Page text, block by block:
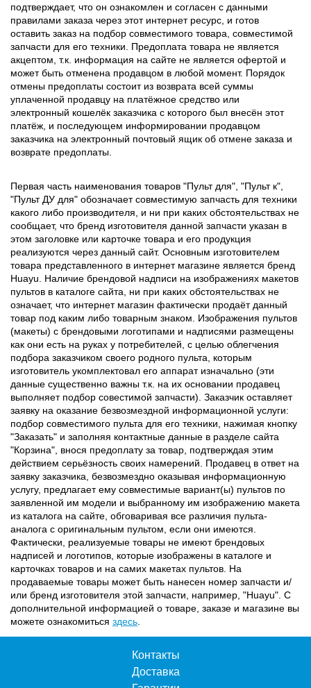
подтверждает, что он ознакомлен и согласен с данными
правилами заказа через этот интернет ресурс, и готов
оставить заказ на подбор совместимого товара, совместимой
запчасти для его техники. Предоплата товара не является
акцептом, т.к. информация на сайте не является офертой и
может быть отменена продавцом в любой момент. Порядок
отмены предоплаты состоит из возврата всей суммы
уплаченной продавцу на платёжное средство или
электронный кошелёк заказчика с которого был внесён этот
платёж, и последующем информировании продавцом
заказчика на электронный почтовый ящик об отмене заказа и
возврате предоплаты.
Первая часть наименования товаров "Пульт для", "Пульт к",
"Пульт ДУ для" обозначает совместимую запчасть для техники
какого либо производителя, и ни при каких обстоятельствах не
сообщает, что бренд изготовителя данной запчасти указан в
этом заголовке или карточке товара и его продукция
реализуются через данный сайт. Основным изготовителем
товара представленного в интернет магазине является бренд
Huayu. Наличие брендовой надписи на изображениях макетов
пультов в каталоге сайта, ни при каких обстоятельствах не
означает, что интернет магазин фактически продаёт данный
товар под каким либо товарным знаком. Изображения пультов
(макеты) с брендовыми логотипами и надписями размещены
как они есть на руках у потребителей, с целью облегчения
подбора заказчиком своего родного пульта, которым
изготовитель укомплектовал его аппарат изначально (эти
данные существенно важны т.к. на их основании продавец
выполняет подбор совестимой запчасти). Заказчик оставляет
заявку на оказание безвозмездной информационной услуги:
подбор совместимого пульта для его техники, нажимая кнопку
"Заказать" и заполняя контактные данные в разделе сайта
"Корзина", внося предоплату за товар, подтверждая этим
действием серьёзность своих намерений. Продавец в ответ на
заявку заказчика, безвозмездно оказывая информационную
услугу, предлагает ему совместимые вариант(ы) пультов по
заявленной им модели и выбранному им изображению макета
из каталога на сайте, обговаривая все различия пульта-
аналога с оригинальным пультом, если они имеются.
Фактически, реализуемые товары не имеют брендовых
надписей и логотипов, которые изображены в каталоге и
карточках товаров и на самих макетах пультов. На
продаваемые товары может быть нанесен номер запчасти и/
или бренд изготовителя этой запчасти, например, "Huayu". С
дополнительной информацией о товаре, заказе и магазине вы
можете ознакомиться здесь
Контакты
Доставка